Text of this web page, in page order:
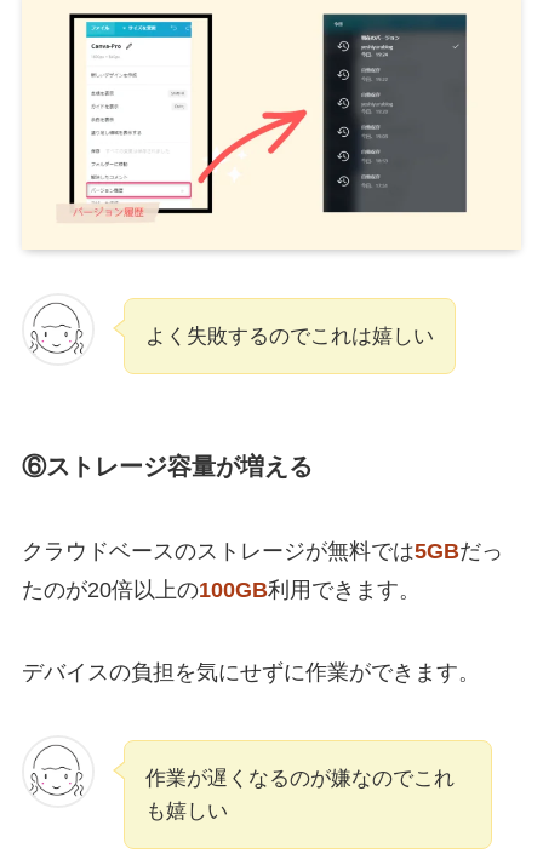
よく失敗するのでこれは嬉しい
⑥ストレージ容量が増える
クラウドベースのストレージが無料では5GBだっ
たのが20倍以上の100GB利用できます。
デバイスの負担を気にせずに作業ができます。
作業が遅くなるのが嫌なのでこれ
も嬉しい